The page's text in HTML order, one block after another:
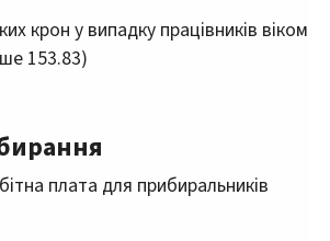
крон у випадку працівників віком
153.83)
плата для прибиральників